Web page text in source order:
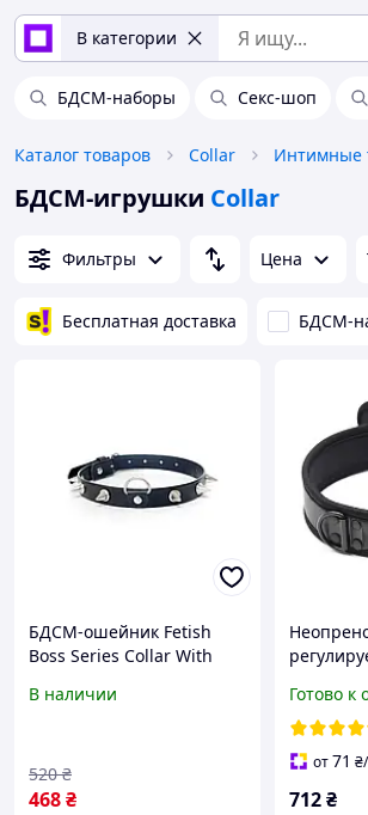
В категории
БДСМ-наборы Секс-шоп
Каталог товаров Collar Интимные
БДСМ-игрушки Collar
Фильтры Цена
Бесплатная доставка БДСМ-
БДСМ-ошейник Fetish
Boss Series Collar With
кольцом, чёрный, 49×2 см
В наличии
468₴
520 ₴
Готово к
от71 ₴
712₴